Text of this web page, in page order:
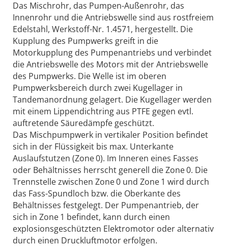
Das Mischrohr, das Pumpen-Außenrohr, das
Innenrohr und die Antriebswelle sind aus rostfreiem
Edelstahl, Werkstoff-Nr. 1.4571, hergestellt. Die
Kupplung des Pumpwerks greift in die
Motorkupplung des Pumpenantriebs und verbindet
die Antriebswelle des Motors mit der Antriebswelle
des Pumpwerks. Die Welle ist im oberen
Pumpwerksbereich durch zwei Kugellager in
Tandemanordnung gelagert. Die Kugellager werden
mit einem Lippendichtring aus PTFE gegen evtl.
auftretende Säuredämpfe geschützt.
Das Mischpumpwerk in vertikaler Position befindet
sich in der Flüssigkeit bis max. Unterkante
Auslaufstutzen (Zone 0). Im Inneren eines Fasses
oder Behältnisses herrscht generell die Zone 0. Die
Trennstelle zwischen Zone 0 und Zone 1 wird durch
das Fass-Spundloch bzw. die Oberkante des
Behältnisses festgelegt. Der Pumpenantrieb, der
sich in Zone 1 befindet, kann durch einen
explosionsgeschützten Elektromotor oder alternativ
durch einen Druckluftmotor erfolgen.